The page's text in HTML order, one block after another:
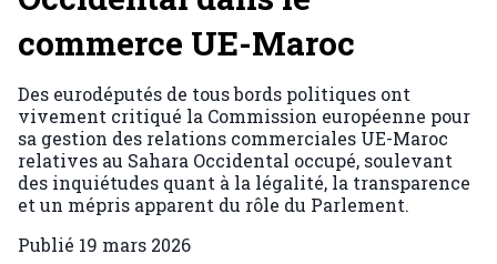
commerce UE-Maroc
Des eurodéputés de tous bords politiques ont
vivement critiqué la Commission européenne pour
sa gestion des relations commerciales UE-Maroc
relatives au Sahara Occidental occupé, soulevant
des inquiétudes quant à la légalité, la transparence
et un mépris apparent du rôle du Parlement.
Publié 19 mars 2026